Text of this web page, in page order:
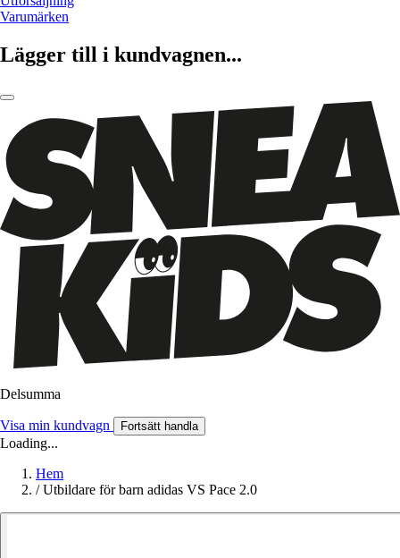
Varumärken
Lägger till i kundvagnen...
Delsumma
Visa min kundvagn Fortsätt handla
Loading...
Hem
/ Utbildare för barn adidas VS Pace 2.0